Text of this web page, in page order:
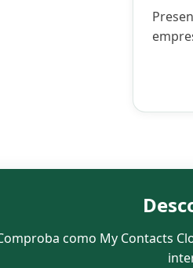
como My Contacts